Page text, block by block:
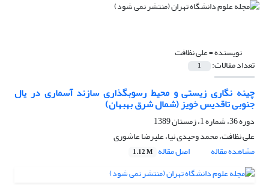
نویسنده =علی نظافت
تعداد مقالات: 1
چینه نگاری زیستی و محیط رسوبگذاری سازند آسماری در یال
جنوبی تاقدیس خویز (شمال شرق بهبهان)
دوره 36، شماره 1، زمستان 1389
علی نظافت، محمد وحیدی نیا، علیرضا عاشوری
مشاهده مقاله
اصل مقاله 1.12 M